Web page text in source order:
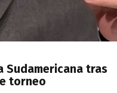
Sudamericana tras
torneo